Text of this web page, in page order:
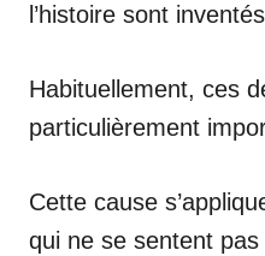
l’histoire sont
Habituellement, ces
particulièrement
Cette cause
qui ne se sentent